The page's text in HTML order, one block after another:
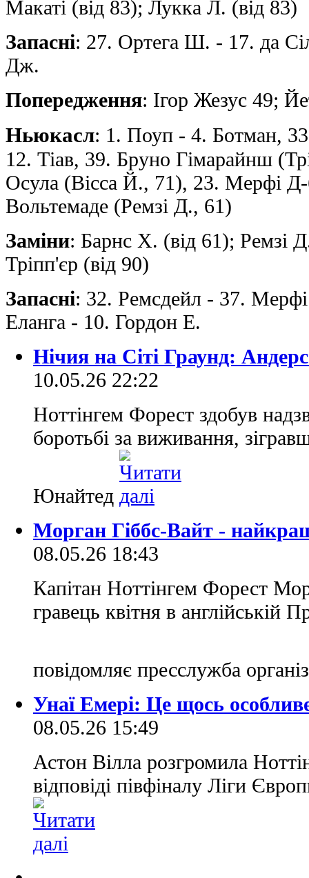
Макаті (від 83); Лукка Л. (від 83)
Запасні: 27. Ортега Ш. - 17. да
Дж.
Попередження: Ігор Жезус 49;
Ньюкасл: 1. Поуп - 4. Ботман,
12. Тіав, 39. Бруно Гімарайнш
Осула (Вісса Й., 71), 23. Мерфі
Вольтемаде (Ремзі Д., 61)
Заміни: Барнс Х. (від 61); Ремзі
Тріпп'єр (від 90)
Запасні: 32. Ремсдейл - 37.
Еланга - 10. Гордон Е.
Нічия на Сіті Граунд:
10.05.26 22:22
Ноттінгем Форест здобув
боротьбі за виживання,
Юнайтед
Морган Гіббс-Вайт -
08.05.26 18:43
Капітан Ноттінгем Форест
гравець квітня в англійській
повідомляє пресслужба
Унаї Емері: Це щось
08.05.26 15:49
Астон Вілла розгромила
відповіді півфіналу Ліги